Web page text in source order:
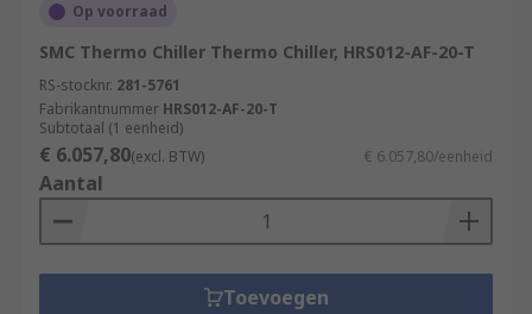
Op voorraad
SMC Thermo Chiller Thermo Chiller, HRS012-AF-20-T
RS-stocknr. 281-5761
Fabrikantnummer HRS012-AF-20-T
Subtotaal (1 eenheid)
€ 6.057,80(excl. BTW) € 6.057,80/eenheid
Aantal
Toevoegen